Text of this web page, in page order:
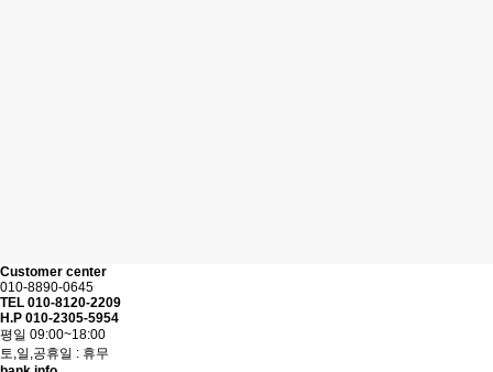
Customer center
010-8890-0645
TEL 010-8120-2209
H.P 010-2305-5954
평일 09:00~18:00
토,일,공휴일 : 휴무